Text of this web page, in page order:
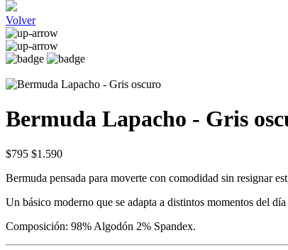
Volver
Bermuda Lapacho - Gris
$795 $1.590
Bermuda pensada para moverte con comodidad sin resignar
Un básico moderno que se adapta a distintos momentos del
Composición: 98% Algodón 2% Spandex.